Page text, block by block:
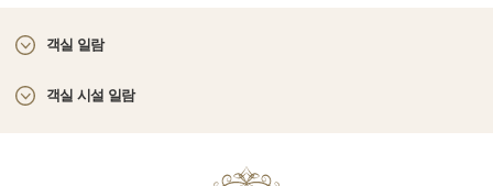
객실 일람
객실 시설 일람